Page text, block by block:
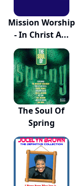
Mission Worship
- In Christ A...
The Soul Of
Spring